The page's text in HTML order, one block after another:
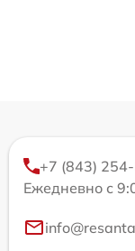
+7 (843)
Ежедневно с